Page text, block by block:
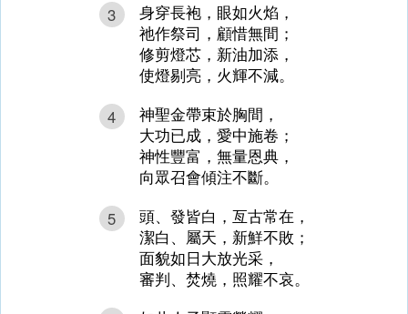
3
身穿長袍，眼如火焰，
祂作祭司，顧惜無間；
修剪燈芯，新油加添，
使燈剔亮，火輝不減。
4
神聖金帶束於胸間，
大功已成，愛中施卷；
神性豐富，無量恩典，
向眾召會傾注不斷。
5
頭、發皆白，亙古常在，
潔白、屬天，新鮮不敗；
面貌如日大放光采，
審判、焚燒，照耀不哀。